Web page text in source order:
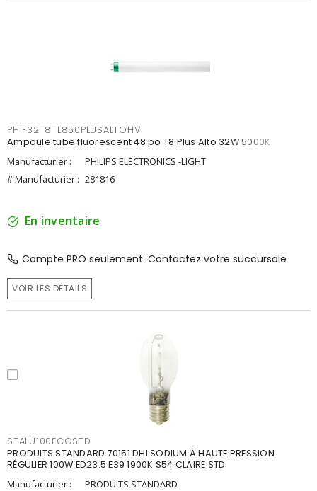
PHIF32T8TL850PLUSALTOHV
Ampoule tube fluorescent 48 po T8 Plus Alto 32W 5000K
Manufacturier :
PHILIPS ELECTRONICS -LIGHT
# Manufacturier : 281816
En inventaire
Compte PRO seulement. Contactez votre succursale
VOIR LES DÉTAILS
STALU100ECOSTD
PRODUITS STANDARD 70151 DHI SODIUM À HAUTE PRESSION
RÉGULIER 100W ED23.5 E39 1900K S54 CLAIRE STD
Manufacturier :
PRODUITS STANDARD